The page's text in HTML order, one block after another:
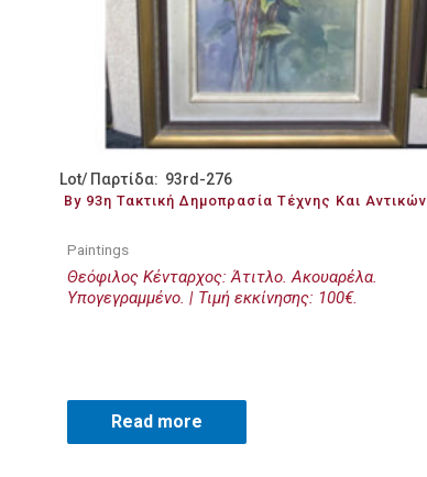
Lot/ Παρτίδα: 93rd-276
By 93η Τακτική Δημοπρασία Τέχνης Και Αντικών
Paintings
Θεόφιλος Κένταρχος: Άτιτλο. Ακουαρέλα.
Υπογεγραμμένο. | Τιμή εκκίνησης: 100€.
Read more